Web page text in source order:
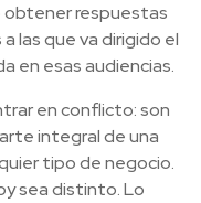
respuestas
las que va dirigido el
en esas audiencias.
en conflicto: son
integral de una
tipo de negocio.
sea distinto. Lo